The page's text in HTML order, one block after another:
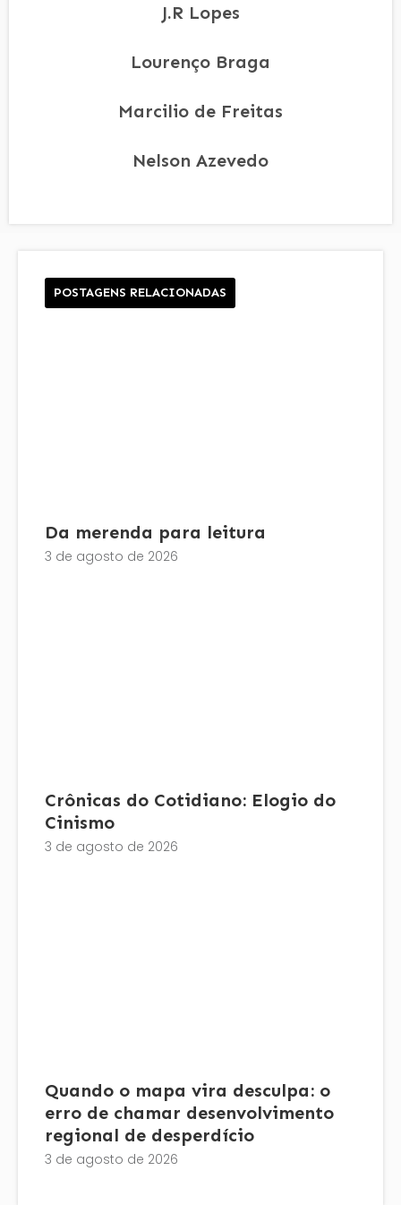
J.R Lopes
Lourenço Braga
Marcilio de Freitas
Nelson Azevedo
POSTAGENS RELACIONADAS
Da merenda para leitura
3 de agosto de 2026
Crônicas do Cotidiano: Elogio do
Cinismo
3 de agosto de 2026
Quando o mapa vira desculpa: o
erro de chamar desenvolvimento
regional de desperdício
3 de agosto de 2026